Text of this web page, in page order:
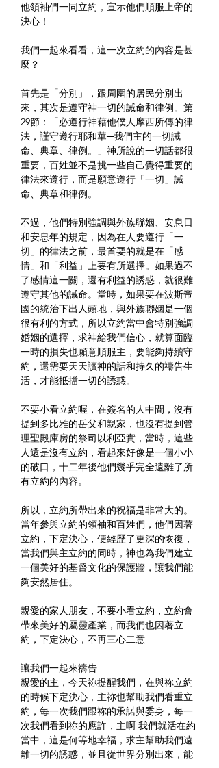
他領袖們一同立約，宣示他們順服上帝的
決心！
我們一起來看看，這一次立約的內容是甚
麼？
首先是「分別」，跟周圍的居民分別出
來，其次是遵守神一切的誡命和律例。第
29節：「必遵行神藉他僕人摩西所傳的律
法，謹守遵行耶和華─我們主的一切誡
命、典章、律例。」神所說的一切話都很
重要，百姓並不是挑一些自己覺得重要的
律法來遵行，而是願意遵行「一切」誡
命、典章和律例。
不過，他們特別強調與外族聯姻、安息日
和安息年的規定，因為在人要遵行「一
切」的律法之前，最首要的就是在「感
情」和「利益」上要有所選擇。如果過不
了感情這一關，還有利益的誘惑，就很難
遵守其他的誡命。當時，如果要在波斯帝
國的統治下出人頭地，與外族聯姻是一個
很有利的方式，所以立約當中會特別強調
婚姻的選擇，求神給我們信心，就算面臨
一時的損失也願意順服主，要能夠持續守
約，還需要天天讀神的話和持久的禱告生
活，才能抵擋一切的誘惑。
不要小看立約喔，在簽名的人中間，沒有
提到多比雅的岳父和親家，也沒有提到管
理聖殿庫房的祭司以利亞實，當時，這些
人還是沒有立約，看起來好像是一個小小
的破口，十二年後他們幾乎完全遠離了所
有立約的內容。
所以，立約所帶出來的祝福是非常大的。
當年參與立約的領袖和百姓們，他們因著
立約，下定決心，便經歷了更深的恢復，
當我們與主立約的同時，神也為我們建立
一個美好的基督文化的保護牆，讓我們能
夠安然居住。
親愛的家人朋友，不要小看立約，立約會
帶來美好的屬靈產業，而我們也因著立
約，下定決心，不再三心二意
讓我們一起來禱告
親愛的主，今天祢提醒我們，在與祢立約
的時候下定決心，主祢也幫助我們看重立
約，每一次我們跟祢的承諾與委身，每一
次我們看到祢的應許，主啊 我們就活在約
當中，這是何等地幸福，求主幫助我們遠
離一切的誘惑，並且從世界分別出來，能